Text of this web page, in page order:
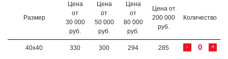
Размер
Цена
от
30 000
руб.
Цена
от
50 000
руб.
Цена
от
80 000
руб.
Цена от
200 000
руб.
Количество
40х40 330 300 294 285 +
-